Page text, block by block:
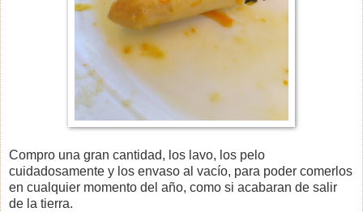
Compro una gran cantidad, los lavo, los pelo
cuidadosamente y los envaso al vacío, para poder comerlos
en cualquier momento del año, como si acabaran de salir
de la tierra.